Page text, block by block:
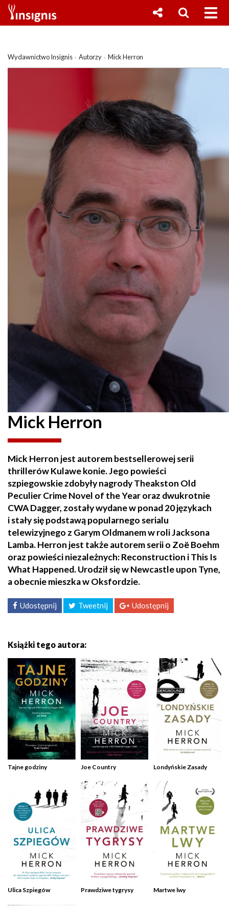
Wydawnictwo Insignis Autorzy Mick Herron
Mick Herron
Mick Herron jest autorem bestsellerowej serii
thrillerów Kulawe konie. Jego powieści
szpiegowskie zdobyły nagrody Theakston Old
Peculier Crime Novel of the Year oraz dwukrotnie
CWA Dagger, zostały wydane w ponad 20 językach
i stały się podstawą popularnego serialu
telewizyjnego z Garym Oldmanem w roli Jacksona
Lamba. Herron jest także autorem serii o Zoë Boehm
oraz powieści niezależnych: Reconstruction i This Is
What Happened. Urodził się w Newcastle upon Tyne,
a obecnie mieszka w Oksfordzie.
Udostępnij Tweetnij Udostępnij
Książki tego autora:
Tajne godziny Joe Country Londyńskie Zasady
Ulica Szpiegów Prawdziwe tygrysy Martwe lwy